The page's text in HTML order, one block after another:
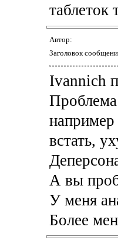
таблеток
Автор:
Заголовок
Ivannich
Проблема
например
встать,
А вы
У меня
Более